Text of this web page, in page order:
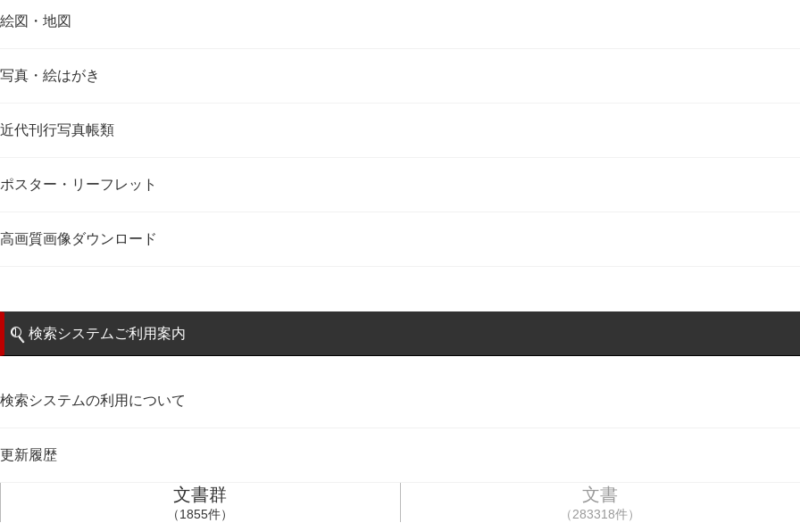
絵図・地図
写真・絵はがき
近代刊行写真帳類
ポスター・リーフレット
高画質画像ダウンロード
検索システムご利用案内
検索システムの利用について
更新履歴
文書群
（1855件）
文書
（283318件）